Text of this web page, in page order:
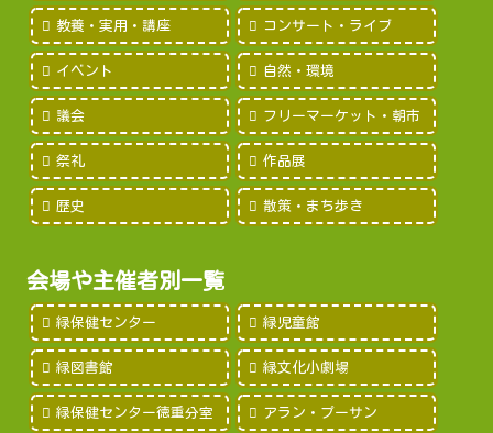
教養・実用・講座 コンサート・ライブ
イベント 自然・環境
議会 フリーマーケット・朝市
祭礼 作品展
歴史 散策・まち歩き
会場や主催者別一覧
緑保健センター 緑児童館
緑図書館 緑文化小劇場
緑保健センター徳重分室 アラン・プーサン